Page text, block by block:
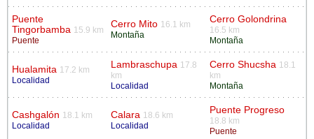
Puente
Tingorbamba 15.9 km
Puente
Cerro Mito 16.1 km
Montaña
Cerro Golondrina
16.5 km
Montaña
Hualamita 17.2 km
Localidad
Lambraschupa 17.8
km
Localidad
Cerro Shucsha 18.1
km
Montaña
Cashgalón 18.1 km
Localidad
Calara 18.6 km
Localidad
Puente Progreso
18.8 km
Puente